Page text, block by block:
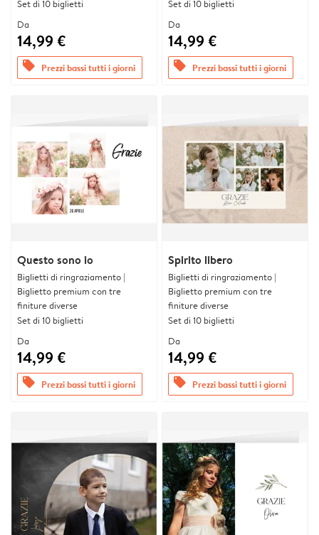
Set di 10 biglietti
Da
14,99 €
offers Prezzi bassi tutti i giorni
Set di 10 biglietti
Da
14,99 €
offers Prezzi bassi tutti i giorni
Questo sono io
Biglietti di ringraziamento |
Biglietto premium con tre
finiture diverse
Set di 10 biglietti
Da
14,99 €
offers Prezzi bassi tutti i giorni
Spirito libero
Biglietti di ringraziamento |
Biglietto premium con tre
finiture diverse
Set di 10 biglietti
Da
14,99 €
offers Prezzi bassi tutti i giorni